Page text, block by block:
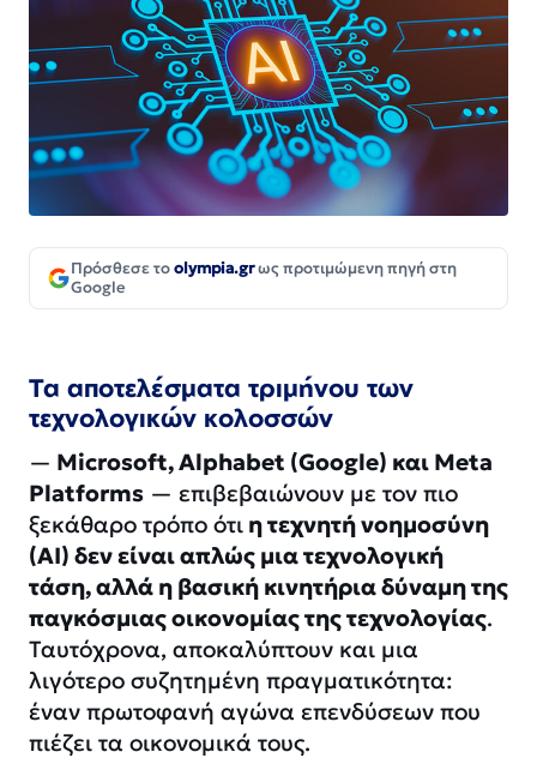
Πρόσθεσε τοolympia.grως προτιμώμενη πηγή στη
Google
Τα αποτελέσματα τριμήνου των
τεχνολογικών κολοσσών
— Microsoft, Alphabet (Google) και Meta
Platforms — επιβεβαιώνουν με τον πιο
ξεκάθαρο τρόπο ότι η τεχνητή νοημοσύνη
(AI) δεν είναι απλώς μια τεχνολογική
τάση, αλλά η βασική κινητήρια δύναμη της
παγκόσμιας οικονομίας της τεχνολογίας.
Ταυτόχρονα, αποκαλύπτουν και μια
λιγότερο συζητημένη πραγματικότητα:
έναν πρωτοφανή αγώνα επενδύσεων που
πιέζει τα οικονομικά τους.